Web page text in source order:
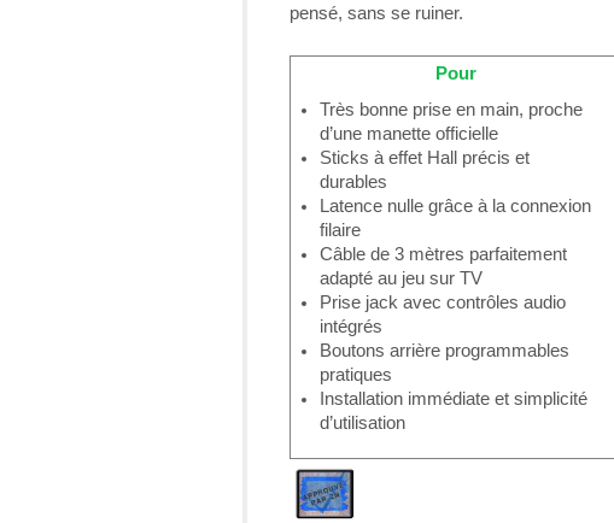
pensé, sans se ruiner.
Pour
Très bonne prise en main, proche
d’une manette officielle
Sticks à effet Hall précis et
durables
Latence nulle grâce à la connexion
filaire
Câble de 3 mètres parfaitement
adapté au jeu sur TV
Prise jack avec contrôles audio
intégrés
Boutons arrière programmables
pratiques
Installation immédiate et simplicité
d’utilisation